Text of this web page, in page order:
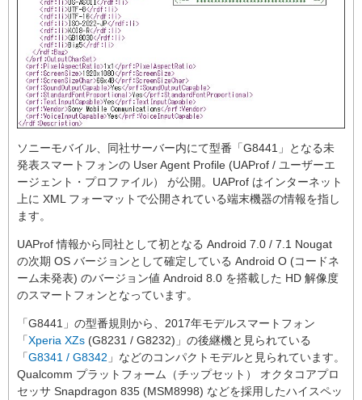
ソニーモバイル、同社サーバー内にて型番「G8441」となる未
発表スマートフォンの User Agent Profile (UAProf / ユーザーエ
ージェント・プロファイル） が公開。UAProf はインターネット
上に XML フォーマットで公開されている端末機器の情報を指し
ます。
UAProf 情報から同社として初となる Android 7.0 / 7.1 Nougat
の次期 OS バージョンとして確定している Android O (コードネ
ーム未発表) のバージョン値 Android 8.0 を搭載した HD 解像度
のスマートフォンとなっています。
「G8441」の型番規則から、2017年モデルスマートフォン
「Xperia XZs (G8231 / G8232)」の後継機と見られている
「G8341 / G8342 」などのコンパクトモデルと見られています。
Qualcomm プラットフォーム（チップセット） オクタコアプロ
セッサ Snapdragon 835 (MSM8998) などを採用したハイスペッ